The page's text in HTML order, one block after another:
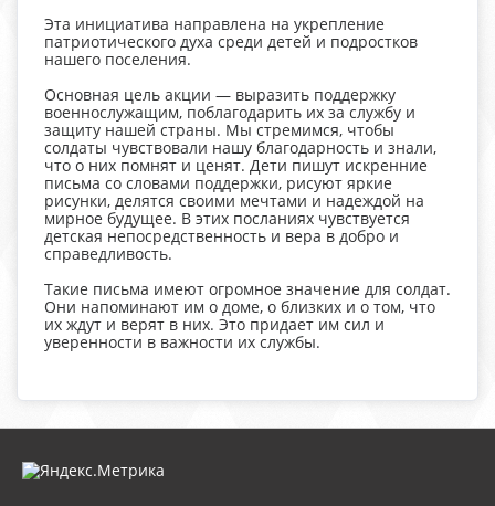
Эта инициатива направлена на укрепление
патриотического духа среди детей и подростков
нашего поселения.
Основная цель акции — выразить поддержку
военнослужащим, поблагодарить их за службу и
защиту нашей страны. Мы стремимся, чтобы
солдаты чувствовали нашу благодарность и знали,
что о них помнят и ценят. Дети пишут искренние
письма со словами поддержки, рисуют яркие
рисунки, делятся своими мечтами и надеждой на
мирное будущее. В этих посланиях чувствуется
детская непосредственность и вера в добро и
справедливость.
Такие письма имеют огромное значение для солдат.
Они напоминают им о доме, о близких и о том, что
их ждут и верят в них. Это придает им сил и
уверенности в важности их службы.